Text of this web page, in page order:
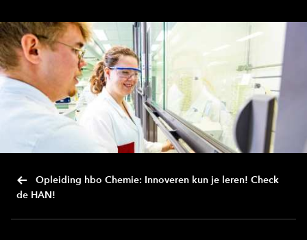
Opleiding hbo Chemie: Innoveren kun je leren! Check
de HAN!